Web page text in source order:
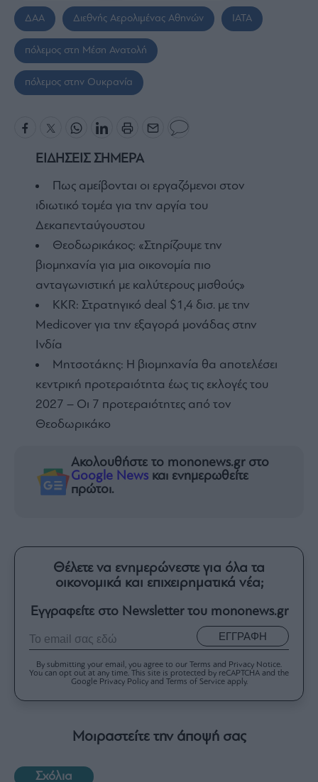
ΔΑΑ Διεθνής Αερολιμένας Αθηνών ΙΑΤΑ
πόλεμος στη Μέση Ανατολή
πόλεμος στην Ουκρανία
ΕΙΔΗΣΕΙΣ ΣΗΜΕΡΑ
Πως αμείβονται οι εργαζόμενοι στον
ιδιωτικό τομέα για την αργία του
Δεκαπενταύγουστου
Θεοδωρικάκος: «Στηρίζουμε την
βιομηχανία για μια οικονομία πιο
ανταγωνιστική με καλύτερους μισθούς»
KKR: Στρατηγικό deal $1,4 δισ. με την
Medicover για την εξαγορά μονάδας στην
Ινδία
Μητσοτάκης: Η βιομηχανία θα αποτελέσει
κεντρική προτεραιότητα έως τις εκλογές του
2027 – Οι 7 προτεραιότητες από τον
Θεοδωρικάκο
Ακολουθήστε το mononews.gr στο
Google News και ενημερωθείτε
πρώτοι.
Θέλετε να ενημερώνεστε για όλα τα
οικονομικά και επιχειρηματικά νέα;
Εγγραφείτε στο Newsletter του mononews.gr
ΕΓΓΡΑΦΗ
By submitting your email, you agree to our Terms and Privacy Notice.
You can opt out at any time. This site is protected by reCAPTCHA and the
Google Privacy Policy and Terms of Service apply.
Μοιραστείτε την άποψή σας
Σχόλια